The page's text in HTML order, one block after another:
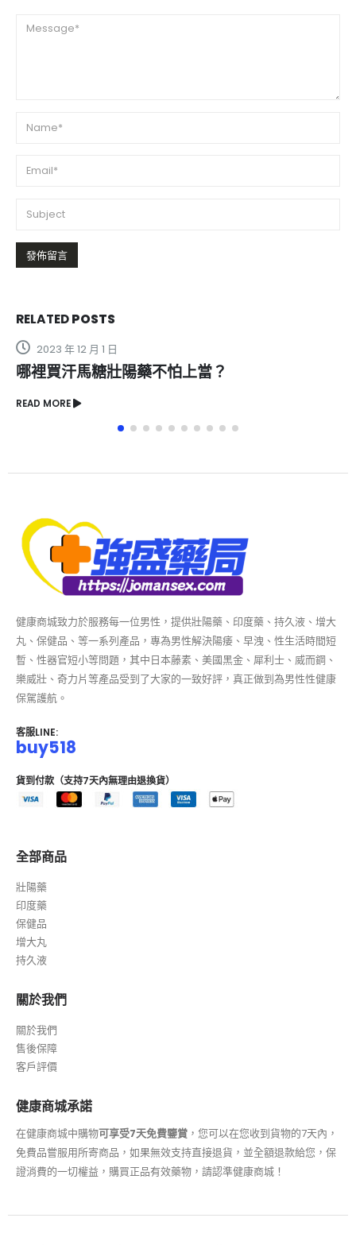
RELATEDPOSTS
怕上當？ 奇力片副作用解析：
健康商城致力於服務每一位男性，提供壯陽藥、印度藥、持久液、增大
丸、保健品、等一系列產品，專為男性解決陽痿、早洩、性生活時間短
暫、性器官短小等問題，其中日本藤素、美國黑金、犀利士、威而鋼、
樂威壯、奇力片等產品受到了大家的一致好評，真正做到為男性性健康
保駕護航。
客服LINE:
buy518
貨到付款（支持7天內無理由退換貨）
全部商品
壯陽藥
印度藥
保健品
增大丸
持久液
關於我們
關於我們
售後保障
客戶評價
健康商城承諾
在健康商城中購物可享受7天免費鑒賞 ，您可以在您收到貨物的7天內，
免費品嘗服用所寄商品，如果無效支持直接退貨，並全額退款給您，保
證消費的一切權益，購買正品有效藥物，請認準健康商城！